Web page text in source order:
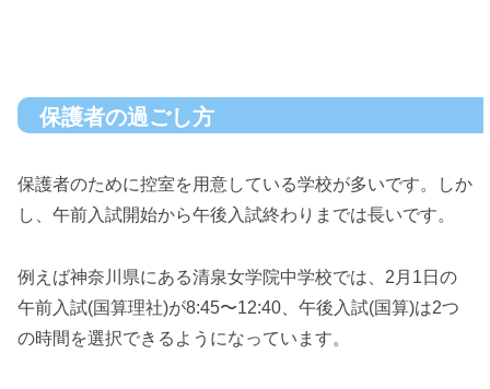
保護者の過ごし方
保護者のために控室を用意している学校が多いです。しか
し、午前入試開始から午後入試終わりまでは長いです。
例えば神奈川県にある清泉女学院中学校では、2月1日の
午前入試(国算理社)が8:45〜12:40、午後入試(国算)は2つ
の時間を選択できるようになっています。